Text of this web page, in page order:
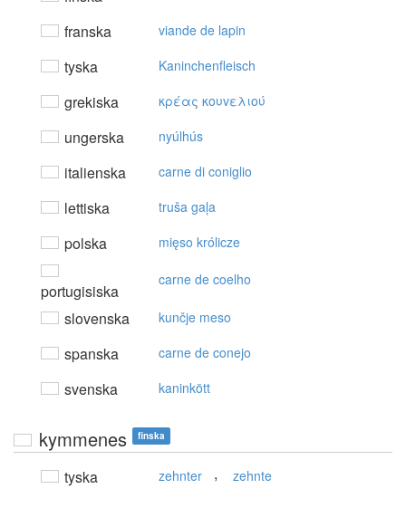
franska viande de lapin
tyska Kaninchenfleisch
grekiska κρέας κoυvελιoύ
ungerska nyúlhús
italienska carne di coniglio
lettiska truša gaļa
polska mięso królicze
portugisiska
carne de coelho
slovenska kunčje meso
spanska carne de conejo
svenska kaninkött
kymmenes finska
tyska zehnter , zehnte